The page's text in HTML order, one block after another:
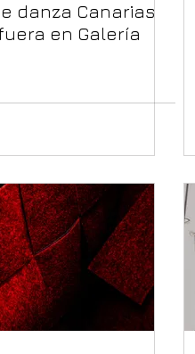
danza Canarias
en Galería